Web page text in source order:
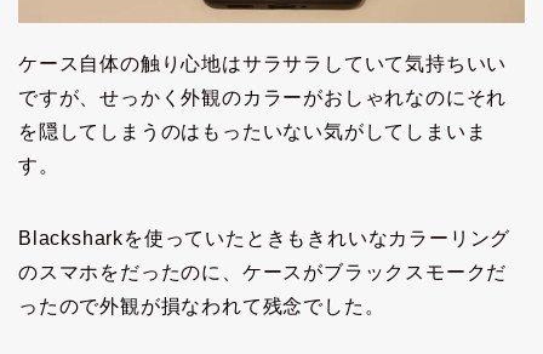
ケース自体の触り心地はサラサラしていて気持ちいい
ですが、せっかく外観のカラーがおしゃれなのにそれ
を隠してしまうのはもったいない気がしてしまいま
す。
Blacksharkを使っていたときもきれいなカラーリング
のスマホをだったのに、ケースがブラックスモークだ
ったので外観が損なわれて残念でした。